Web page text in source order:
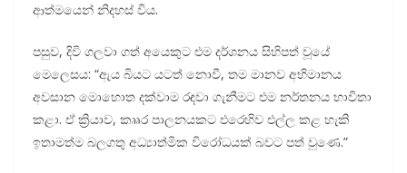
ආත්මයෙන් නිදහස් විය.
පසුව, දිවි ගලවා ගත් අයෙකුට එම දර්ශනය සිහිපත් වූයේ
මෙලෙසය: “ඇය බියට යටත් නොවී, තම මානව අභිමානය
අවසාන මොහොත දක්වාම රඳවා ගැනීමට එම නර්තනය භාවිතා
කළා. ඒ ක්‍රියාව, කෲර පාලනයකට එරෙහිව එල්ල කළ හැකි
ඉතාමත්ම බලගතු අධ්‍යාත්මික විරෝධයක් බවට පත් වුණෙ.”